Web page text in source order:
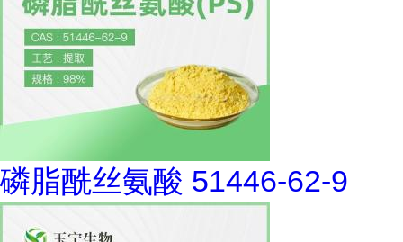
磷脂酰丝氨酸 51446-62-9